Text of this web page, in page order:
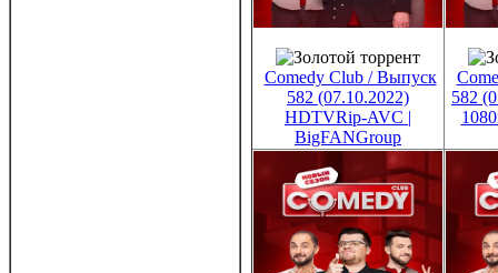
Comedy Club / Выпуск
582 (07.10.2022)
HDTVRip-AVC |
BigFANGroup
582